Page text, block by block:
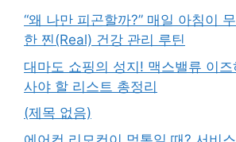
“왜 나만 피곤할까?” 매일 아침이
한 찐(Real) 건강 관리 루틴
대마도 쇼핑의 성지! 맥스밸류 이
사야 할 리스트 총정리
(제목 없음)